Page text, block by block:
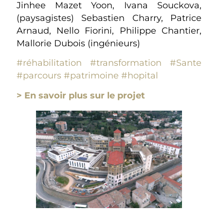
Jinhee Mazet Yoon, Ivana Souckova,
(paysagistes) Sebastien Charry, Patrice
Arnaud, Nello Fiorini, Philippe Chantier,
Mallorie Dubois (ingénieurs)
#réhabilitation
#transformation
#Sante
#parcours #patrimoine #hopital
> En savoir plus sur le projet